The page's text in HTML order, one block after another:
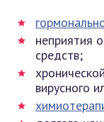
неприятия
средств;
вирусного